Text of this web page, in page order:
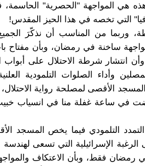
هذه هي المواجهة "الحصرية"
التي تخصه في هذا الحيز المقدس!
وربما من المناسب أن نذكّرَ
ساخنة في رمضان، وبأن مفتاح
انتشار شرطة الاحتلال على
وأداء الصلوات التلمودية
الأقصى لمصلحة رواية
في ساعة غفلة منا في انسياب
التلمودي فيما يخص المسجد
الإسرائيلية التي تسعى لهندسة
رمضان فقط، وبأن الاعتكاف